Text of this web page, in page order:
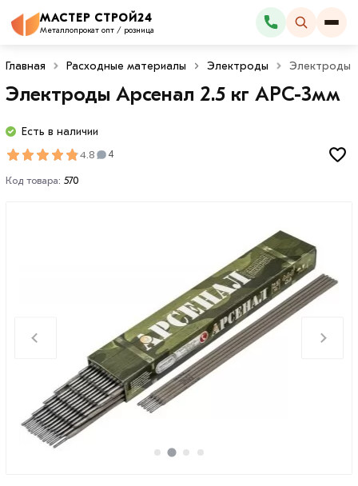
МАСТЕР СТРОЙ24
Металлопрокат опт / розница
Каталог
Главная Расходные материалы Электроды Электроды
Электроды Арсенал 2.5 кг АРС-3мм
Есть в наличии
4.8 4
Код товара: 570